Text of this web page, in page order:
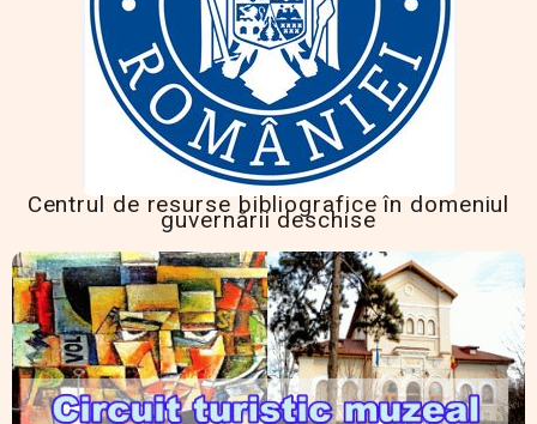
Centrul de resurse bibliografice în domeniul
guvernării deschise